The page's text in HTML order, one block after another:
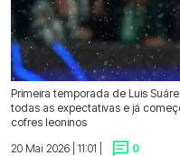
Primeira temporada de Luis
todas as expectativas e já
cofres leoninos
20 Mai 2026 | 11:01 |
0